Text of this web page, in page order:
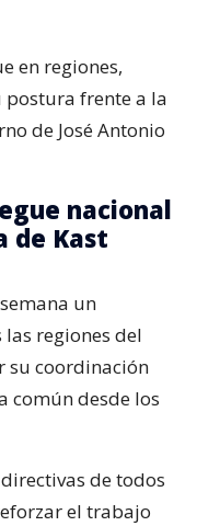
en regiones,
frente a la
de José Antonio
nacional
de Kast
un
regiones del
su coordinación
común desde los
de todos
el trabajo